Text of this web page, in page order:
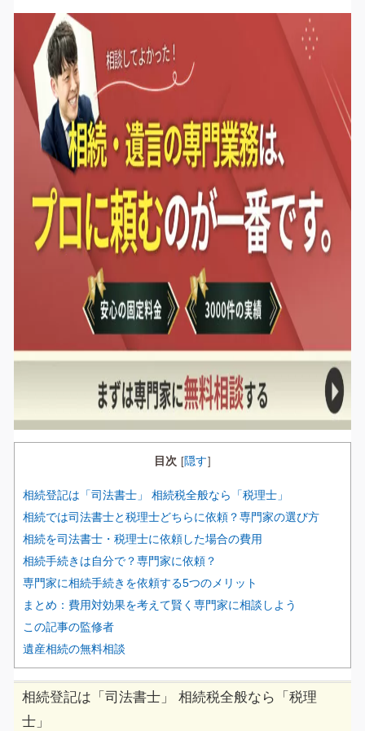
目次 隠す
相続登記は「司法書士」 相続税全般なら「税理士」
相続では司法書士と税理士どちらに依頼？専門家の選び方
相続を司法書士・税理士に依頼した場合の費用
相続手続きは自分で？専門家に依頼？
専門家に相続手続きを依頼する5つのメリット
まとめ：費用対効果を考えて賢く専門家に相談しよう
この記事の監修者
遺産相続の無料相談
相続登記は「司法書士」 相続税全般なら「税理
士」